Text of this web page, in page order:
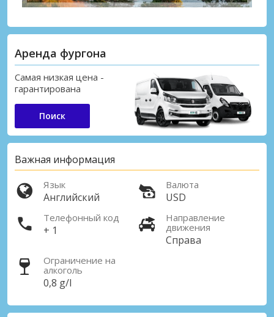
Аренда фургона
Самая низкая цена -
гарантирована
Поиск
Важная информация
Язык
Английский
Валюта
USD
Телефонный код
+ 1
Направление
движения
Справа
Ограничение на
алкоголь
0,8 g/l